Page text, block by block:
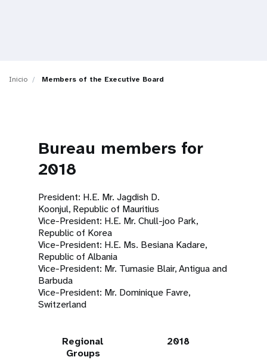
oInicio Members of the Executive Board
Bureau members for
2018
President: H.E. Mr. Jagdish D.
Koonjul, Republic of Mauritius
Vice-President: H.E. Mr. Chull-joo Park,
Republic of Korea
Vice-President: H.E. Ms. Besiana Kadare,
Republic of Albania
Vice-President: Mr. Tumasie Blair, Antigua and
Barbuda
Vice-President: Mr. Dominique Favre,
Switzerland
Regional
Groups
2018